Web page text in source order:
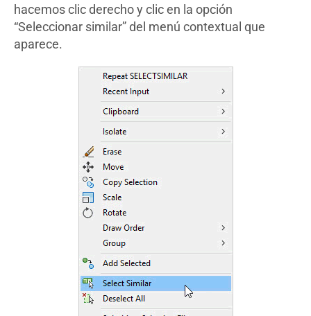
hacemos clic derecho y clic en la opción
“Seleccionar similar” del menú contextual que
aparece.